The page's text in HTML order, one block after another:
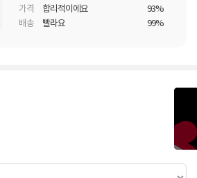
가격 합리적이에요
93%
배송
빨라요 99%